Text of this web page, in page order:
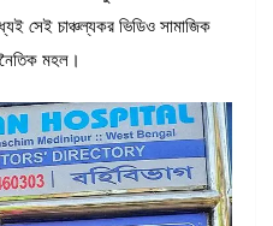
সেই চাঞ্চল্যকর ভিডিও সামাজিক
মহল।